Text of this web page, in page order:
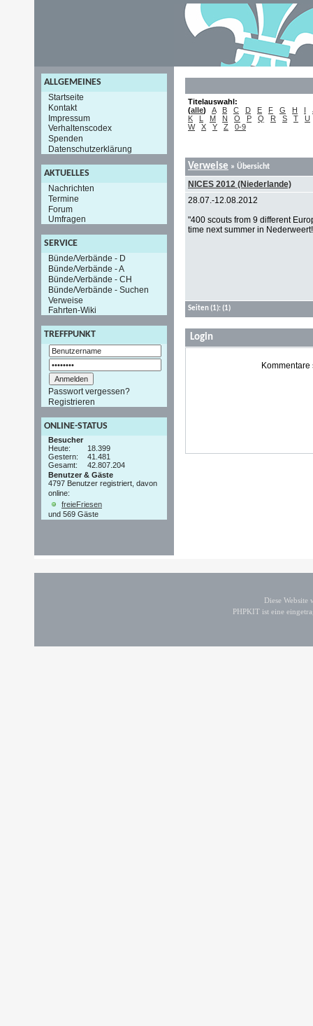
ALLGEMEINES
Startseite
Kontakt
Impressum
Verhaltenscodex
Spenden
Datenschutzerklärung
AKTUELLES
Nachrichten
Termine
Forum
Umfragen
SERVICE
Bünde/Verbände - D
Bünde/Verbände - A
Bünde/Verbände - CH
Bünde/Verbände - Suchen
Verweise
Fahrten-Wiki
TREFFPUNKT
Passwort vergessen?
Registrieren
ONLINE-STATUS
Besucher
Heute:
18.399
Gestern:
41.481
Gesamt:
42.807.204
Benutzer & Gäste
4797 Benutzer registriert, davon
online:
freieFriesen
und 569 Gäste
Titelauswahl:
(alle) A B C D E F G H I
K
L M N O P Q R S T
U
W
X Y Z 0-9
Verweise » Übersicht
NICES 2012 (Niederlande)
28.07.-12.08.2012
"400 scouts from 9 different
time next summer in
Seiten(1): (1)
Login
Diese
PHPKIT ist eine